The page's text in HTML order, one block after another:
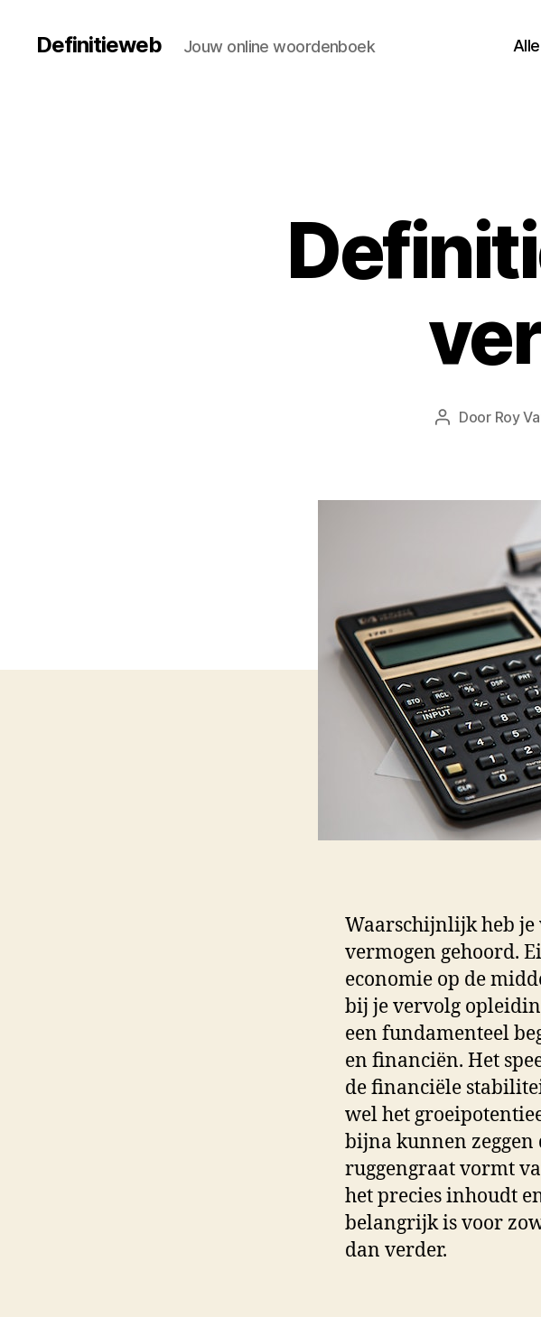
Definitieweb Jouw online woordenboek
Berichtauteur
Door Roy
Waarschijnlijk heb je
vermogen gehoord.
economie op de
bij je vervolg
een fundamenteel
en financiën. Het
de financiële
wel het
bijna kunnen zeggen
ruggengraat vormt
het precies inhoudt
belangrijk is voor
dan verder.